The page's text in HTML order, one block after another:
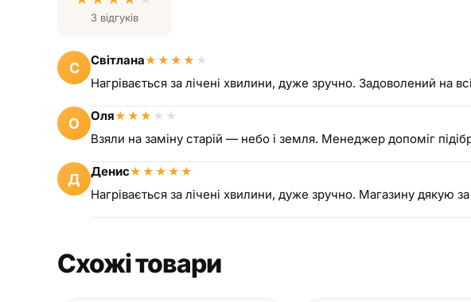
3 відгуків
С Світлана★ ★ ★ ★ ★
Нагрівається за лічені хвилини, дуже зручно. Задоволений на
О Оля★ ★ ★ ★ ★
Взяли на заміну старій — небо і земля. Менеджер допоміг
Д Денис★ ★ ★ ★ ★
Нагрівається за лічені хвилини, дуже зручно. Магазину дякую за
Схожі товари